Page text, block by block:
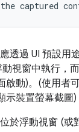
透過 UI 預設用
視窗中執行，
啟動)。(使用者
裝置螢幕截圖)
於浮動視窗 (或